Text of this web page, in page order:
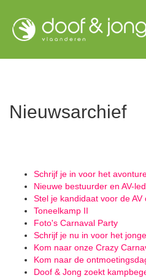
naar
Nieuwsarchief
Schrijf je in voor het
Nieuwe bestuurder en AV-
Stel je kandidaat voor de AV
Toneelkamp II
Foto's Carnaval Party
Schrijf je nu in voor het
Kom naar onze Crazy
Kom naar de
Doof & Jong zoekt